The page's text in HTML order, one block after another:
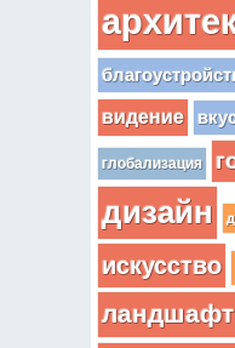
видение
глобализация
дизайн
искусство
ландшафт